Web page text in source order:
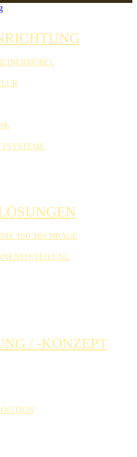
DACHSCHRÄGE
/ -KONZEPT